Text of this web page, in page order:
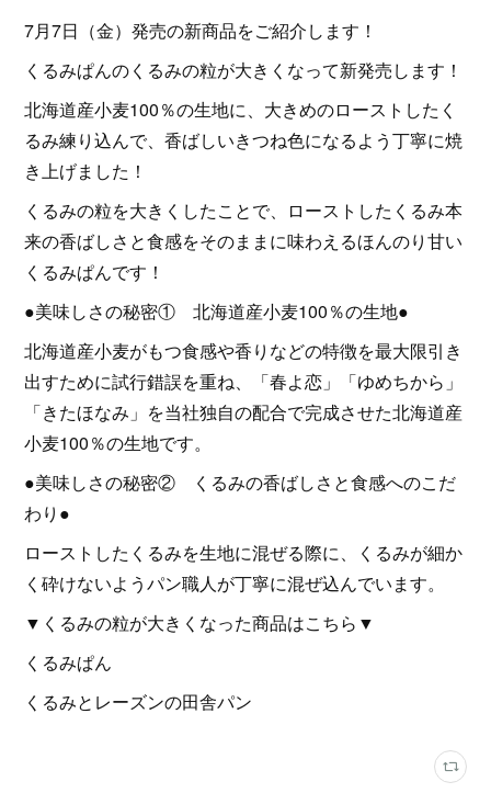
7月7日（金）発売の新商品をご紹介します！
くるみぱんのくるみの粒が大きくなって新発売します！
北海道産小麦100％の生地に、大きめのローストしたく
るみ練り込んで、香ばしいきつね色になるよう丁寧に焼
き上げました！
くるみの粒を大きくしたことで、ローストしたくるみ本
来の香ばしさと食感をそのままに味わえるほんのり甘い
くるみぱんです！
●美味しさの秘密① 北海道産小麦100％の生地●
北海道産小麦がもつ食感や香りなどの特徴を最大限引き
出すために試行錯誤を重ね、「春よ恋」「ゆめちから」
「きたほなみ」を当社独自の配合で完成させた北海道産
小麦100％の生地です。
●美味しさの秘密② くるみの香ばしさと食感へのこだ
わり●
ローストしたくるみを生地に混ぜる際に、くるみが細か
く砕けないようパン職人が丁寧に混ぜ込んでいます。
▼くるみの粒が大きくなった商品はこちら▼
くるみぱん
くるみとレーズンの田舎パン